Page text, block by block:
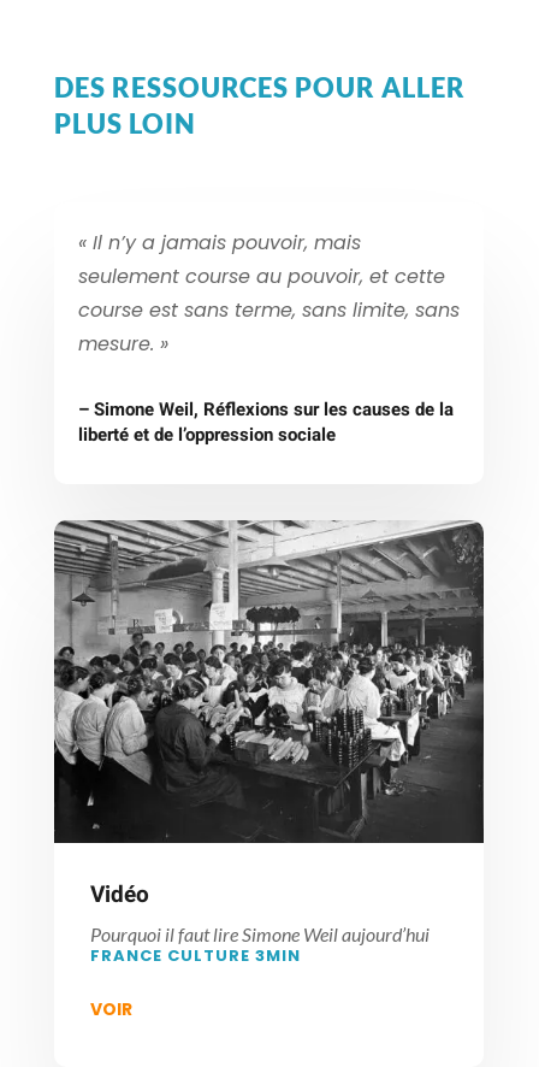
DES RESSOURCES POUR ALLER
PLUS LOIN
« Il n’y a jamais pouvoir, mais
seulement course au pouvoir, et cette
course est sans terme, sans limite, sans
mesure. »
– Simone Weil, Réflexions sur les causes de la
liberté et de l’oppression sociale
Vidéo
Pourquoi il faut lire Simone Weil aujourd’hui
FRANCE CULTURE 3MIN
VOIR